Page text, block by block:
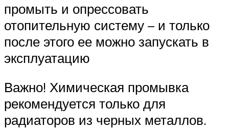
промыть и опрессовать
отопительную систему – и только
после этого ее можно запускать в
эксплуатацию
Важно! Химическая промывка
рекомендуется только для
радиаторов из черных металлов.